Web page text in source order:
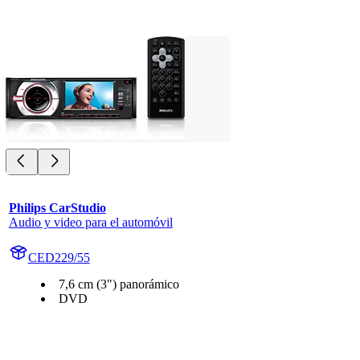
Philips CarStudio
Audio y video para el automóvil
CED229/55
7,6 cm (3") panorámico
DVD